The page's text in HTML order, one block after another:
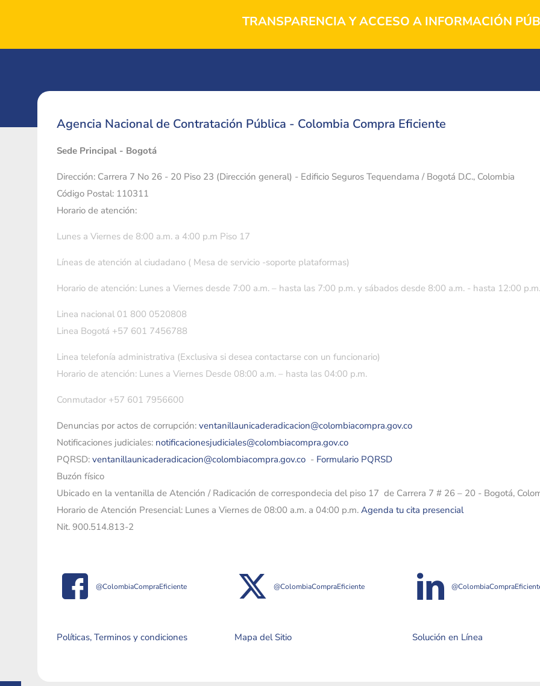
TRANSPARENCIA Y ACCESO A INFORMACIÓN
Agencia Nacional de Contratación Pública - Colombia Compra Eficiente
Sede Principal - Bogotá
Dirección: Carrera 7 No 26 - 20 Piso 23 (Dirección general) - Edificio Seguros Tequendama / Bogotá D.C., Colombia
Código Postal: 110311
Horario de atención:
Lunes a Viernes de 8:00 a.m. a 4:00 p.m Piso 17
Líneas de atención al ciudadano ( Mesa de servicio -soporte plataformas)
Horario de atención: Lunes a Viernes desde 7:00 a.m. – hasta las 7:00 p.m. y sábados desde 8:00 a.m. - hasta 12:00 p.m.
Linea nacional 01 800 0520808
Linea Bogotá +57 601 7456788
Linea telefonía administrativa (Exclusiva si desea contactarse con un funcionario)
Horario de atención: Lunes a Viernes Desde 08:00 a.m. – hasta las 04:00 p.m.
Conmutador +57 601 7956600
Denuncias por actos de corrupción: ventanillaunicaderadicacion@colombiacompra.gov.co
Notificaciones judiciales: notificacionesjudiciales@colombiacompra.gov.co
PQRSD: ventanillaunicaderadicacion@colombiacompra.gov.co - Formulario PQRSD
Buzón físico
Ubicado en la ventanilla de Atención / Radicación de correspondecia del piso 17 de Carrera 7 # 26 – 20 - Bogotá,
Horario de Atención Presencial: Lunes a Viernes de 08:00 a.m. a 04:00 p.m. Agenda tu cita presencial
Nit. 900.514.813-2
@ColombiaCompraEficiente @ColombiaCompraEficiente
Políticas, Terminos y condiciones Mapa del Sitio Solución en Línea